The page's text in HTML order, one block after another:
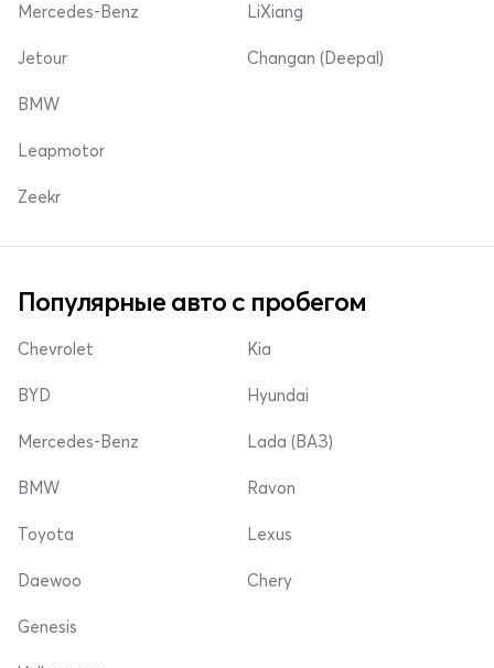
Mercedes-Benz
Jetour
LiXiang
Changan (Deepal)
BMW
Leapmotor
Zeekr
Популярные авто с пробегом
Chevrolet
BYD
Mercedes-Benz
Kia
Hyundai
Lada (ВАЗ)
BMW
Toyota
Daewoo
Ravon
Lexus
Chery
Genesis